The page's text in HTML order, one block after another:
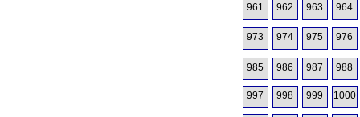
961 962 963 964
973 974 975 976
985 986 987 988
997 998 999 1000